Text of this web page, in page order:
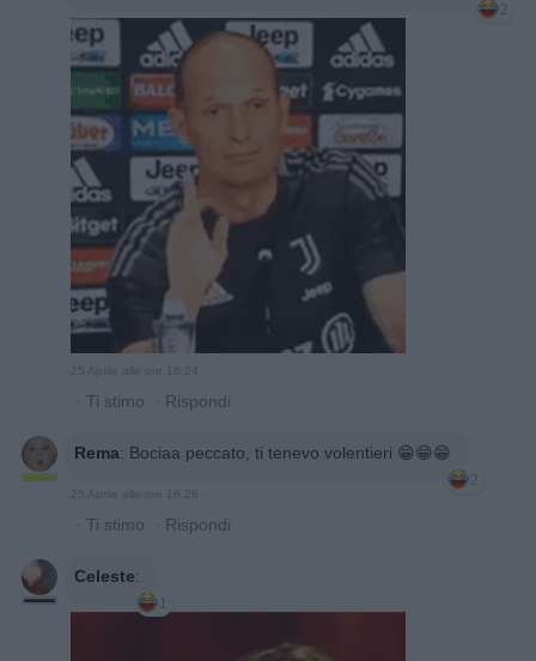
2
25 Aprile alle ore 16:24
· Ti stimo · Rispondi
Rema: Bociaa peccato, ti tenevo volentieri 😁😁😁
2
25 Aprile alle ore 16:28
· Ti stimo · Rispondi
Celeste:
1